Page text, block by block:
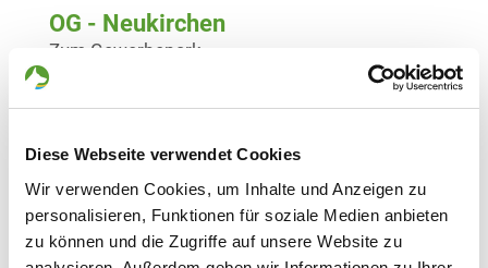
Diese Webseite verwendet Cookies
Wir verwenden Cookies, um Inhalte und Anzeigen zu
personalisieren, Funktionen für soziale Medien anbieten
zu können und die Zugriffe auf unsere Website zu
OG - Neukirchen
Details
Zum Gewerbepark
OG - Ursprung
Details
09385 Ursprung